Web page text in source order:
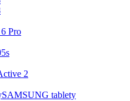
Pro
2
SAMSUNG tablety